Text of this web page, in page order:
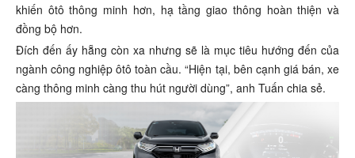
khiến ôtô thông minh hơn, hạ tầng giao thông hoàn thiện và
đồng bộ hơn.
Đích đến ấy hẵng còn xa nhưng sẽ là mục tiêu hướng đến của
ngành công nghiệp ôtô toàn cầu. “Hiện tại, bên cạnh giá bán, xe
càng thông minh càng thu hút người dùng”, anh Tuấn chia sẻ.